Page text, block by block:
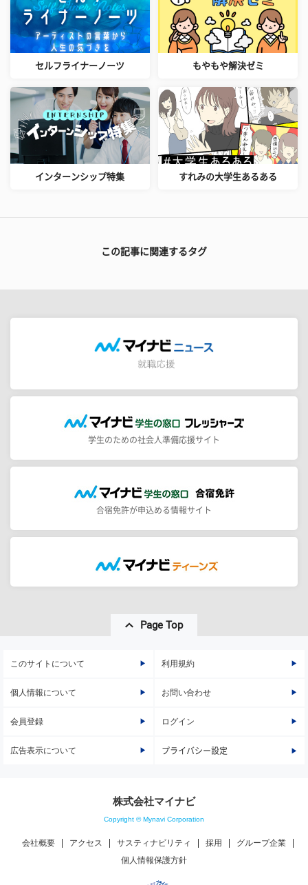
セルフライナーノーツ もやもや解決ゼミ
インターンシップ特集 すれみの大学生あるある
この記事に関連するタグ
学生のための社会人準備応援サイト
合宿免許が申込める情報サイト
Page Top
このサイトについて 利用規約
個人情報について お問い合わせ
会員登録 ログイン
広告表示について プライバシー設定
株式会社マイナビ
Copyright © Mynavi Corporation
会社概要 アクセス サスティナビリティ 採用
グループ企業
個人情報保護方針